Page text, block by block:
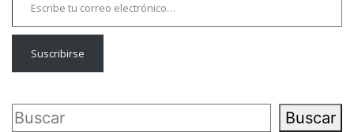
Suscribirse
Buscar Buscar